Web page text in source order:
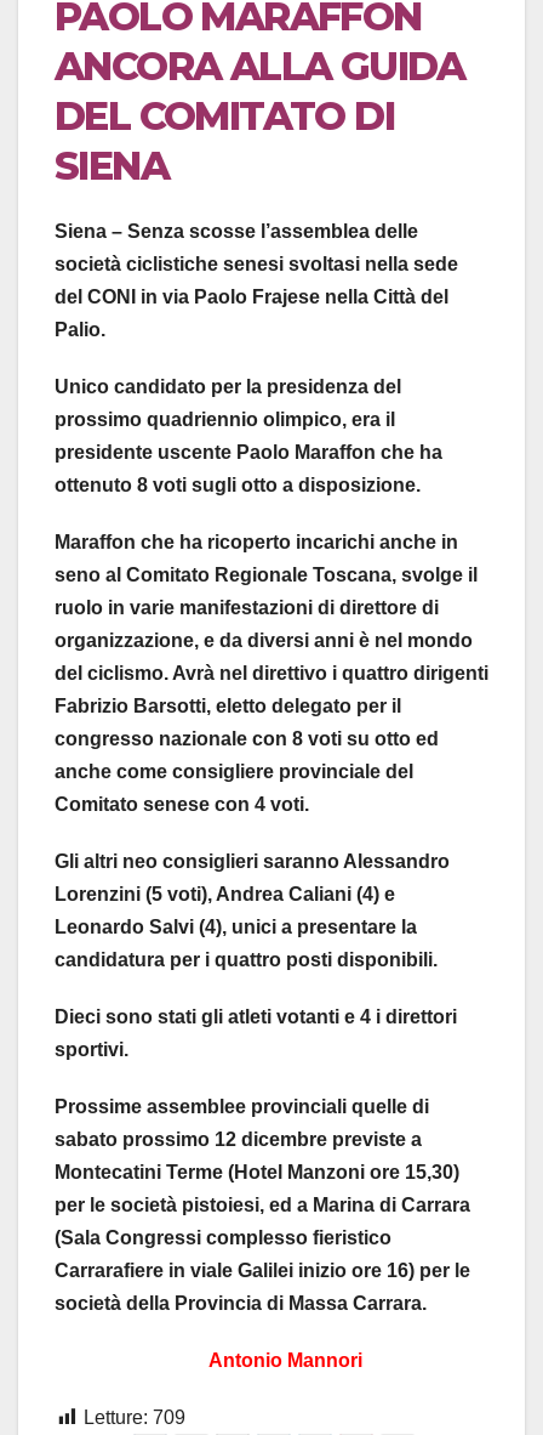
PAOLO MARAFFON
ANCORA ALLA GUIDA
DEL COMITATO DI
SIENA
Siena – Senza scosse l’assemblea delle
società ciclistiche senesi svoltasi nella sede
del CONI in via Paolo Frajese nella Città del
Palio.
Unico candidato per la presidenza del
prossimo quadriennio olimpico, era il
presidente uscente Paolo Maraffon che ha
ottenuto 8 voti sugli otto a disposizione.
Maraffon che ha ricoperto incarichi anche in
seno al Comitato Regionale Toscana, svolge il
ruolo in varie manifestazioni di direttore di
organizzazione, e da diversi anni è nel mondo
del ciclismo. Avrà nel direttivo i quattro dirigenti
Fabrizio Barsotti, eletto delegato per il
congresso nazionale con 8 voti su otto ed
anche come consigliere provinciale del
Comitato senese con 4 voti.
Gli altri neo consiglieri saranno Alessandro
Lorenzini (5 voti), Andrea Caliani (4) e
Leonardo Salvi (4), unici a presentare la
candidatura per i quattro posti disponibili.
Dieci sono stati gli atleti votanti e 4 i direttori
sportivi.
Prossime assemblee provinciali quelle di
sabato prossimo 12 dicembre previste a
Montecatini Terme (Hotel Manzoni ore 15,30)
per le società pistoiesi, ed a Marina di Carrara
(Sala Congressi complesso fieristico
Carrarafiere in viale Galilei inizio ore 16) per le
società della Provincia di Massa Carrara.
Antonio Mannori
Letture: 709